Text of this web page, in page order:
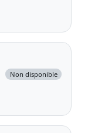
Non disponible